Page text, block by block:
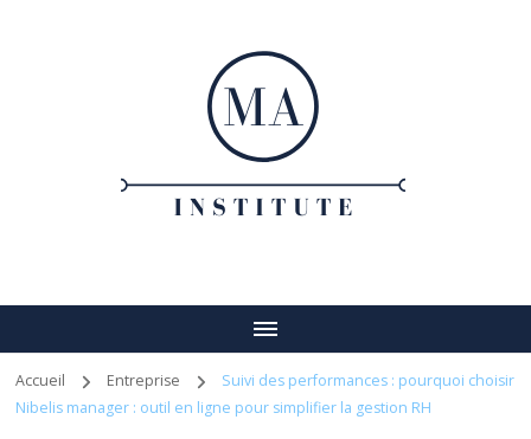
Accueil Entreprise
Suivi des performances : pourquoi choisir
Nibelis manager : outil en ligne pour simplifier la gestion RH